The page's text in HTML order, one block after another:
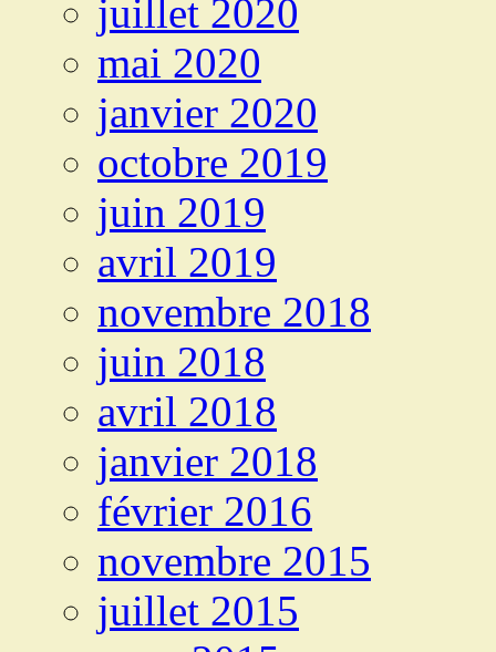
juillet 2020
mai 2020
janvier 2020
octobre 2019
juin 2019
avril 2019
novembre 2018
juin 2018
avril 2018
janvier 2018
février 2016
novembre 2015
juillet 2015